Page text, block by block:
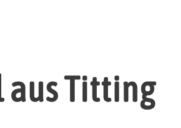
aus Titting